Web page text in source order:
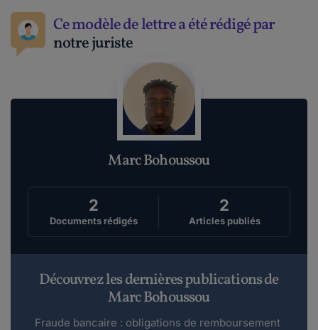
Ce modèle de lettre a été rédigé par
notre juriste
Marc Bohoussou
2
Documents rédigés
2
Articles publiés
Découvrez les dernières publications de
Marc Bohoussou
Fraude bancaire : obligations de remboursement